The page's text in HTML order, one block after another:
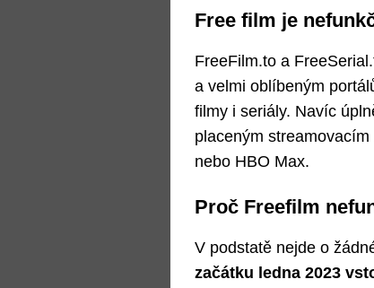
Free film je
FreeFilm.to a
a velmi oblíbeným
filmy i seriály. Navíc
placeným
nebo HBO Max.
Proč Freefilm
V podstatě nejde o
začátku ledna 2023